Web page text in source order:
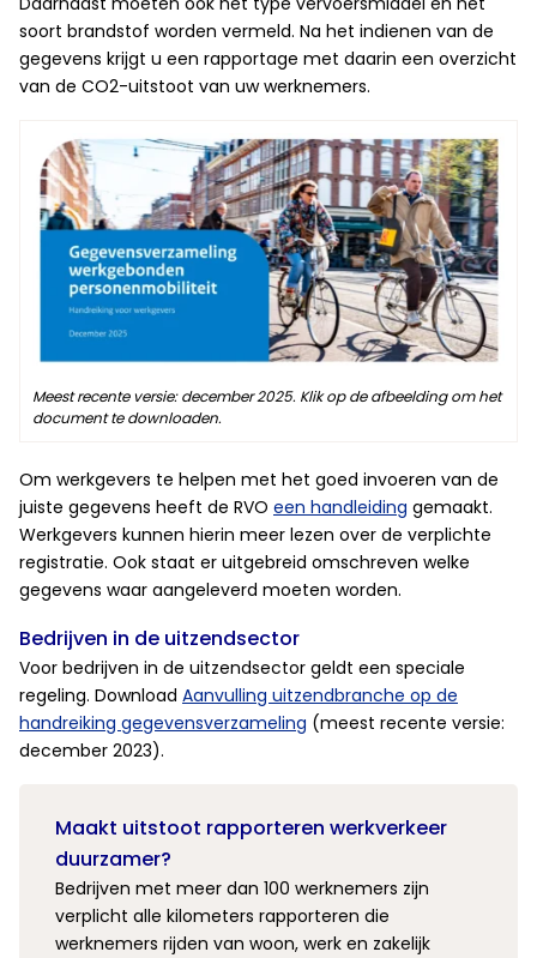
soort brandstof worden vermeld. Na het indienen van de
gegevens krijgt u een rapportage met daarin een overzicht
van de CO2-uitstoot van uw werknemers.
Meest recente versie: december 2025. Klik op de afbeelding om het
document te downloaden.
Om werkgevers te helpen met het goed invoeren van de
juiste gegevens heeft de RVO een handleiding gemaakt.
Werkgevers kunnen hierin meer lezen over de verplichte
registratie. Ook staat er uitgebreid omschreven welke
gegevens waar aangeleverd moeten worden.
Bedrijven in de uitzendsector
Voor bedrijven in de uitzendsector geldt een speciale
regeling. Download Aanvulling uitzendbranche op de
handreiking gegevensverzameling (meest recente versie:
december 2023).
Maakt uitstoot rapporteren werkverkeer
duurzamer?
Bedrijven met meer dan 100 werknemers zijn
verplicht alle kilometers rapporteren die
werknemers rijden van woon, werk en zakelijk